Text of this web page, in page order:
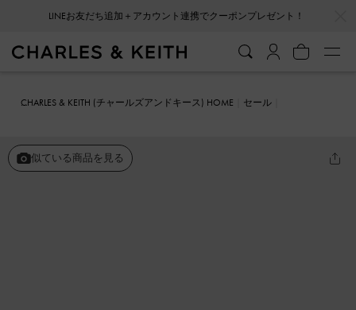
会員登録＋ニュースレター登録で10%OFFクーポンプレゼント！
CHARLES & KEITH (チャールズアンドキース) HOME
セール
似ている商品を見る